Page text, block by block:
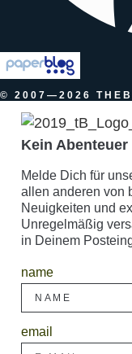
© 2007—2026
Kein
Melde Dich für
allen anderen von
Neuigkeiten und
Unregelmäßig
in Deinem
name
email